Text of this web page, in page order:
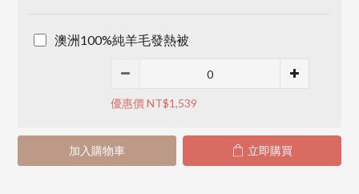
澳洲100%純羊毛發熱被
優惠價 NT$1,539
加入購物車 立即購買